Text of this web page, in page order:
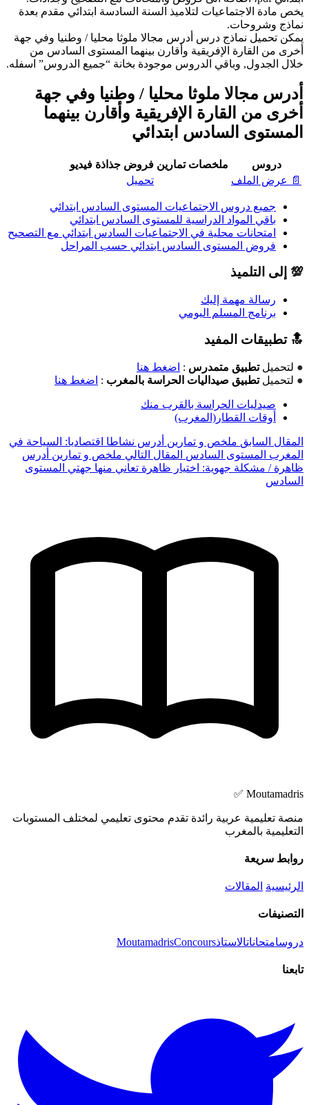
يخص مادة الاجتماعيات لتلاميذ السنة السادسة ابتدائي مقدم بعدة
نماذج وشروحات.
يمكن تحميل نماذج درس أدرس مجالا ملوثا محليا / وطنيا وفي جهة
أخرى من القارة الإفريقية وأقارن بينهما المستوى السادس من
خلال الجدول, وباقي الدروس موجودة بخانة “جميع الدروس” اسفله.
أدرس مجالا ملوثا محليا / وطنيا وفي جهة
أخرى من القارة الإفريقية وأقارن بينهما
المستوى السادس ابتدائي
دروس ملخصات تمارين فروض جذاذة فيديو
📄 عرض الملف
تحميل
جميع دروس الاجتماعيات المستوى السادس ابتدائي
باقي المواد الدراسية للمستوى السادس ابتدائي
امتحانات محلية في الاجتماعيات السادس ابتدائي مع التصحيح
فروض المستوى السادس ابتدائي حسب المراحل
💯 إلى التلميذ
رسالة مهمة إليك
برنامج المسلم اليومي
🔝 تطبيقات المفيد
● لتحميلتطبيق متمدرس : اضغط هنا
● لتحميلتطبيق صيداليات الحراسة بالمغرب : اضغط هنا
صيدليات الحراسة بالقرب منك
أوقات القطار(المغرب)
المقال السابق ملخص و تمارين أدرس نشاطا اقتصاديا: السياحة في
المغرب المستوى السادس المقال التالي ملخص و تمارين أدرس
ظاهرة / مشكلة جهوية: اختيار ظاهرة تعاني منها جهتي المستوى
السادس
Moutamadris ✅
منصة تعليمية عربية رائدة تقدم محتوى تعليمي لمختلف المستوبات
التعليمية بالمغرب
روابط سريعة
الرئيسية المقالات
التصنيفات
دروسامتحاناتالاستاذ MoutamadrisConcours
تابعنا